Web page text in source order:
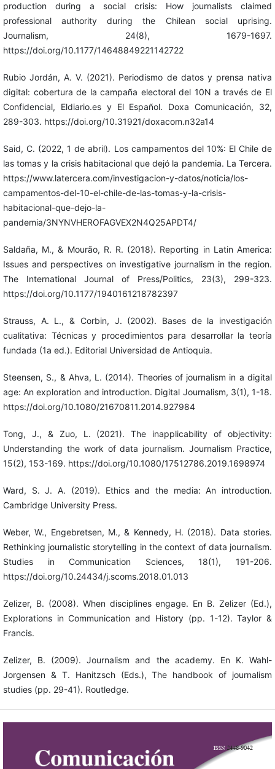
production during a social crisis: How journalists claimed
professional authority during the Chilean social uprising.
Journalism, 24(8), 1679-1697.
https://doi.org/10.1177/14648849221142722
Rubio Jordán, A. V. (2021). Periodismo de datos y prensa nativa
digital: cobertura de la campaña electoral del 10N a través de El
Confidencial, Eldiario.es y El Español. Doxa Comunicación, 32,
289-303. https://doi.org/10.31921/doxacom.n32a14
Said, C. (2022, 1 de abril). Los campamentos del 10%: El Chile de
las tomas y la crisis habitacional que dejó la pandemia. La Tercera.
https://www.latercera.com/investigacion-y-datos/noticia/los-
campamentos-del-10-el-chile-de-las-tomas-y-la-crisis-
habitacional-que-dejo-la-
pandemia/3NYNVHEROFAGVEX2N4Q25APDT4/
Saldaña, M., & Mourão, R. R. (2018). Reporting in Latin America:
Issues and perspectives on investigative journalism in the region.
The International Journal of Press/Politics, 23(3), 299-323.
https://doi.org/10.1177/1940161218782397
Strauss, A. L., & Corbin, J. (2002). Bases de la investigación
cualitativa: Técnicas y procedimientos para desarrollar la teoría
fundada (1a ed.). Editorial Universidad de Antioquia.
Steensen, S., & Ahva, L. (2014). Theories of journalism in a digital
age: An exploration and introduction. Digital Journalism, 3(1), 1-18.
https://doi.org/10.1080/21670811.2014.927984
Tong, J., & Zuo, L. (2021). The inapplicability of objectivity:
Understanding the work of data journalism. Journalism Practice,
15(2), 153-169. https://doi.org/10.1080/17512786.2019.1698974
Ward, S. J. A. (2019). Ethics and the media: An introduction.
Cambridge University Press.
Weber, W., Engebretsen, M., & Kennedy, H. (2018). Data stories.
Rethinking journalistic storytelling in the context of data journalism.
Studies in Communication Sciences, 18(1), 191-206.
https://doi.org/10.24434/j.scoms.2018.01.013
Zelizer, B. (2008). When disciplines engage. En B. Zelizer (Ed.),
Explorations in Communication and History (pp. 1-12). Taylor &
Francis.
Zelizer, B. (2009). Journalism and the academy. En K. Wahl-
Jorgensen & T. Hanitzsch (Eds.), The handbook of journalism
studies (pp. 29-41). Routledge.